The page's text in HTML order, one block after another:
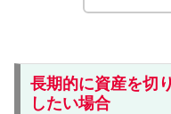
長期的に資産を切
したい場合